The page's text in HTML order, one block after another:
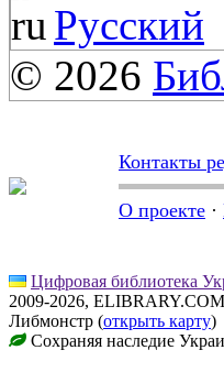
Русский
© 2026
Контакты
О проекте ·
Цифровая библиотека
2009-2026,
Либмонстр (открыть карту)
Сохраняя наследие